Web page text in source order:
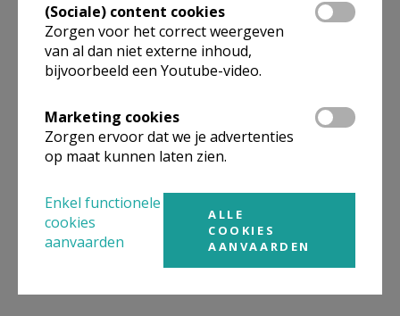
(Sociale) content cookies
Zorgen voor het correct weergeven
van al dan niet externe inhoud,
bijvoorbeeld een Youtube-video.
Marketing cookies
Zorgen ervoor dat we je advertenties
op maat kunnen laten zien.
Enkel functionele
cookies
aanvaarden
ALLE
COOKIES
AANVAARDEN